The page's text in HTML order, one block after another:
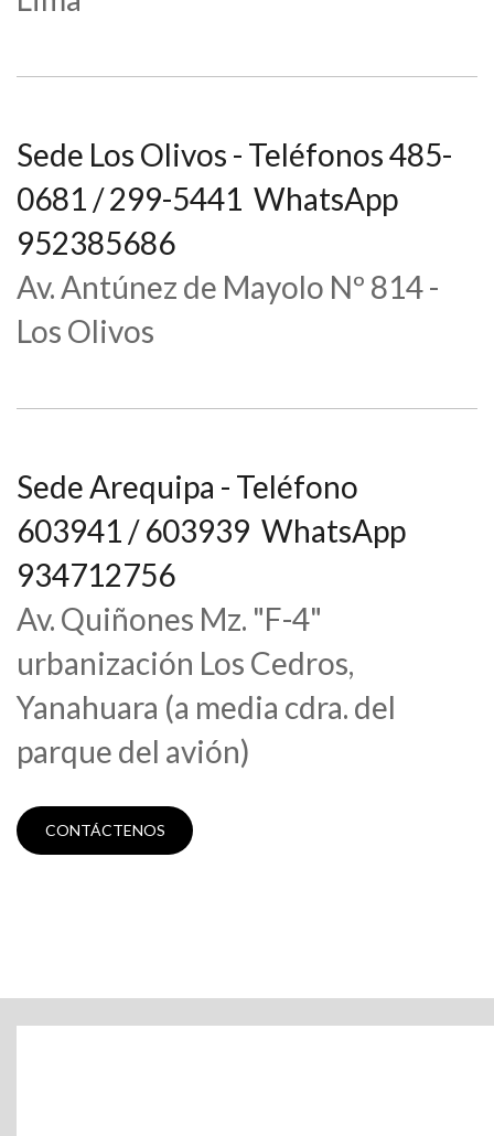
Sede Los Olivos - Teléfonos 485-
0681 / 299-5441 WhatsApp
952385686
Av. Antúnez de Mayolo Nº 814 -
Los Olivos
Sede Arequipa - Teléfono
603941 / 603939 WhatsApp
934712756
Av. Quiñones Mz. "F-4"
urbanización Los Cedros,
Yanahuara (a media cdra. del
parque del avión)
CONTÁCTENOS